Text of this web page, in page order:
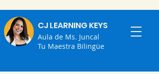
CJ LEARNING KEYS
Aula de Ms. Juncal
Tu Maestra Bilingüe